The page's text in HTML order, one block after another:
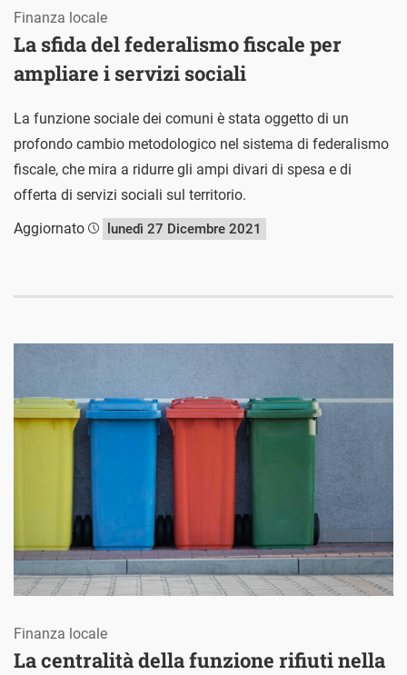
La sfida del federalismo fiscale per
ampliare i servizi sociali
Finanza locale
La funzione sociale dei comuni è stata oggetto di un
profondo cambio metodologico nel sistema di federalismo
fiscale, che mira a ridurre gli ampi divari di spesa e di
offerta di servizi sociali sul territorio.
Aggiornato
lunedì 27 Dicembre 2021
La centralità della funzione rifiuti nella
Finanza locale